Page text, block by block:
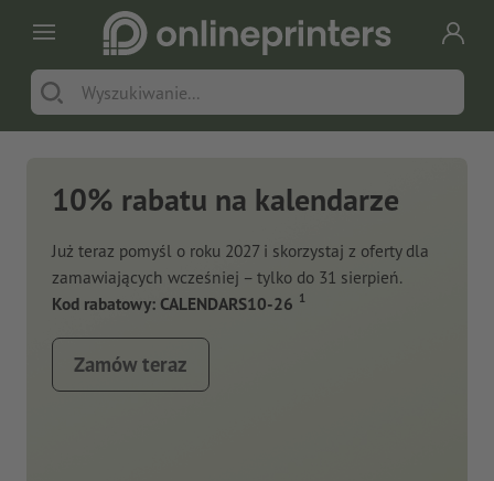
10% rabatu na kalendarze
Już teraz pomyśl o roku 2027 i skorzystaj z oferty dla
zamawiających wcześniej – tylko do 31 sierpień.
Kod rabatowy: CALENDARS10-26 1
Zamów teraz